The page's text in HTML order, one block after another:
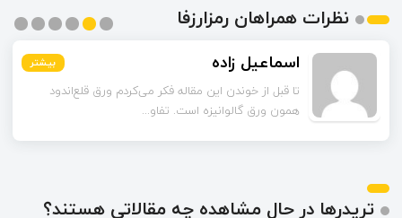
نظرات همراهان رمزارزفا
بیشتر اسماعیل زاده بیشتر
تا قبل از خوندن این مقاله فکر می‌کردم ورق قلع‌اندود
همون ورق گالوانیزه است. تفاو...
بیشتر
بیشتر
بیشتر
بیشتر
تریدرها در حال مشاهده چه مقالاتی هستند؟